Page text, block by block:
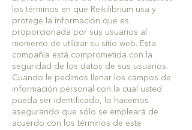
los términos en que Reikilibrium usa y
protege la información que es
proporcionada por sus usuarios al
momento de utilizar su sitio web. Esta
compañía está comprometida con la
seguridad de los datos de sus usuarios.
Cuando le pedimos llenar los campos de
información personal con la cual usted
pueda ser identificado, lo hacemos
asegurando que sólo se empleará de
acuerdo con los términos de este